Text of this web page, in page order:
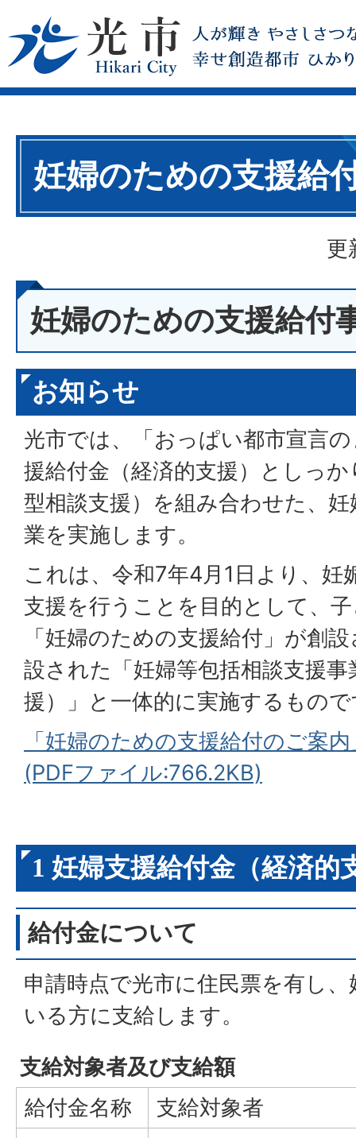
妊婦のための支援給
更
妊婦のための支援給付
お知らせ
光市では、「おっぱい都市宣言
援給付金（経済的支援）としっ
型相談支援）を組み合わせた、
業を実施します。
これは、令和7年4月1日より、妊
支援を行うことを目的として、
「妊婦のための支援給付」が創
設された「妊婦等包括相談支援事
援）」と一体的に実施するもの
「妊婦のための支援給付のご案
(PDFファイル:766.2KB)
1 妊婦支援給付金（経済的
給付金について
申請時点で光市に住民票を有し
いる方に支給します。
支給対象者及び支給額
給付金名称
支給対象者